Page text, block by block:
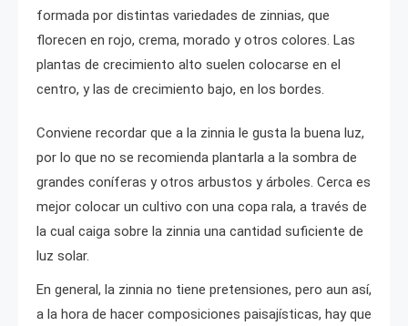
formada por distintas variedades de zinnias, que
florecen en rojo, crema, morado y otros colores. Las
plantas de crecimiento alto suelen colocarse en el
centro, y las de crecimiento bajo, en los bordes.
Conviene recordar que a la zinnia le gusta la buena luz,
por lo que no se recomienda plantarla a la sombra de
grandes coníferas y otros arbustos y árboles. Cerca es
mejor colocar un cultivo con una copa rala, a través de
la cual caiga sobre la zinnia una cantidad suficiente de
luz solar.
En general, la zinnia no tiene pretensiones, pero aun así,
a la hora de hacer composiciones paisajísticas, hay que